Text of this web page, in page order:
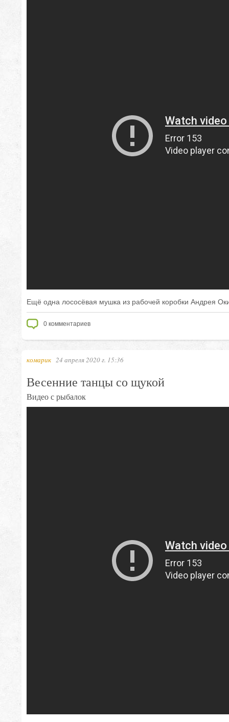
Ещё одна лососёвая мушка из рабочей коробки Андрея
0 комментариев
комарик 24 апреля 2020 г. 15:36
Весенние танцы со щукой
Видео с рыбалок